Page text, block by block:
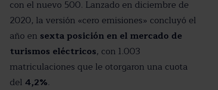
con el nuevo 500. Lanzado en diciembre de
2020, la versión «cero emisiones» concluyó el
año en sexta posición en el mercado de
turismos eléctricos, con 1.003
matriculaciones que le otorgaron una cuota
del 4,2%.